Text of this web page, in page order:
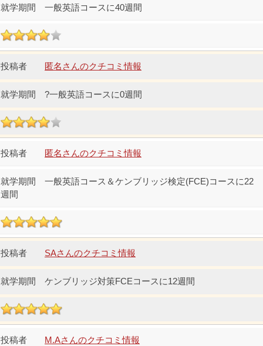
一般英語コースに40週間
匿名さんのクチコミ情報
?一般英語コースに0週間
匿名さんのクチコミ情報
一般英語コース＆ケンブリッジ検定(FCE)コースに22
週間
SAさんのクチコミ情報
ケンブリッジ対策FCEコースに12週間
M.Aさんのクチコミ情報